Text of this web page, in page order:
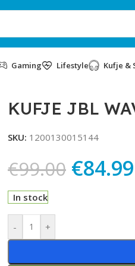
Gaming Lifestyle Kufje &
KUFJE JBL
SKU: 1200130015144
€99.00 €84.99
In stock
- +
Alternative: